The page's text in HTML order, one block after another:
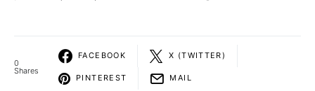
0
Shares
FACEBOOK X (TWITTER)
PINTEREST MAIL